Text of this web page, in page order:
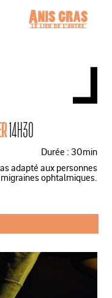
14H30
Durée : 30min
adapté aux personnes
ophtalmiques.